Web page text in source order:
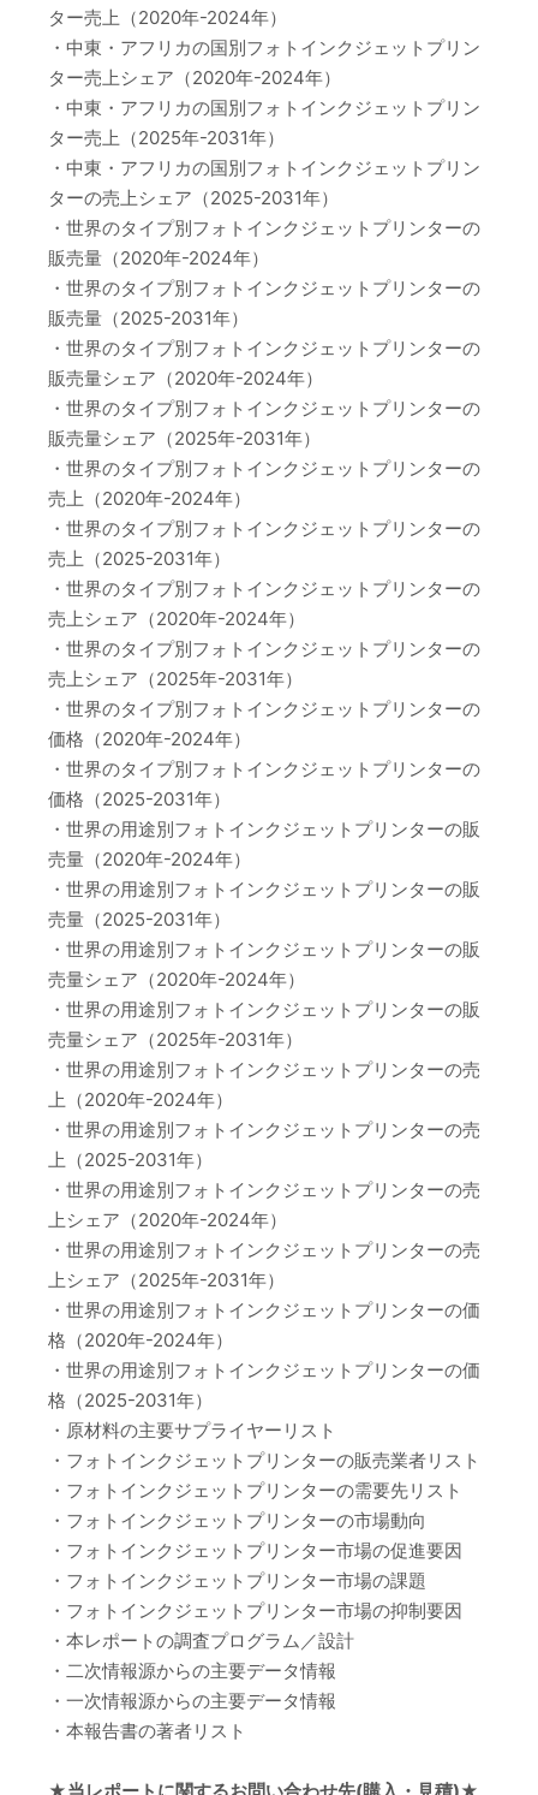
ター売上（2020年-2024年）
・中東・アフリカの国別フォトインクジェットプリン
ター売上シェア（2020年-2024年）
・中東・アフリカの国別フォトインクジェットプリン
ター売上（2025年-2031年）
・中東・アフリカの国別フォトインクジェットプリン
ターの売上シェア（2025-2031年）
・世界のタイプ別フォトインクジェットプリンターの
販売量（2020年-2024年）
・世界のタイプ別フォトインクジェットプリンターの
販売量（2025-2031年）
・世界のタイプ別フォトインクジェットプリンターの
販売量シェア（2020年-2024年）
・世界のタイプ別フォトインクジェットプリンターの
販売量シェア（2025年-2031年）
・世界のタイプ別フォトインクジェットプリンターの
売上（2020年-2024年）
・世界のタイプ別フォトインクジェットプリンターの
売上（2025-2031年）
・世界のタイプ別フォトインクジェットプリンターの
売上シェア（2020年-2024年）
・世界のタイプ別フォトインクジェットプリンターの
売上シェア（2025年-2031年）
・世界のタイプ別フォトインクジェットプリンターの
価格（2020年-2024年）
・世界のタイプ別フォトインクジェットプリンターの
価格（2025-2031年）
・世界の用途別フォトインクジェットプリンターの販
売量（2020年-2024年）
・世界の用途別フォトインクジェットプリンターの販
売量（2025-2031年）
・世界の用途別フォトインクジェットプリンターの販
売量シェア（2020年-2024年）
・世界の用途別フォトインクジェットプリンターの販
売量シェア（2025年-2031年）
・世界の用途別フォトインクジェットプリンターの売
上（2020年-2024年）
・世界の用途別フォトインクジェットプリンターの売
上（2025-2031年）
・世界の用途別フォトインクジェットプリンターの売
上シェア（2020年-2024年）
・世界の用途別フォトインクジェットプリンターの売
上シェア（2025年-2031年）
・世界の用途別フォトインクジェットプリンターの価
格（2020年-2024年）
・世界の用途別フォトインクジェットプリンターの価
格（2025-2031年）
・原材料の主要サプライヤーリスト
・フォトインクジェットプリンターの販売業者リスト
・フォトインクジェットプリンターの需要先リスト
・フォトインクジェットプリンターの市場動向
・フォトインクジェットプリンター市場の促進要因
・フォトインクジェットプリンター市場の課題
・フォトインクジェットプリンター市場の抑制要因
・本レポートの調査プログラム／設計
・二次情報源からの主要データ情報
・一次情報源からの主要データ情報
・本報告書の著者リスト